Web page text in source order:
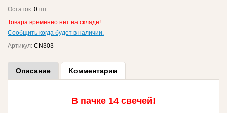
Остаток: 0 шт.
Товара временно нет на складе!
Сообщить когда будет в наличии.
Артикул: CN303
Описание Комментарии
В пачке 14 свечей!